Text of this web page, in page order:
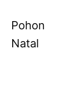
Pohon
Natal